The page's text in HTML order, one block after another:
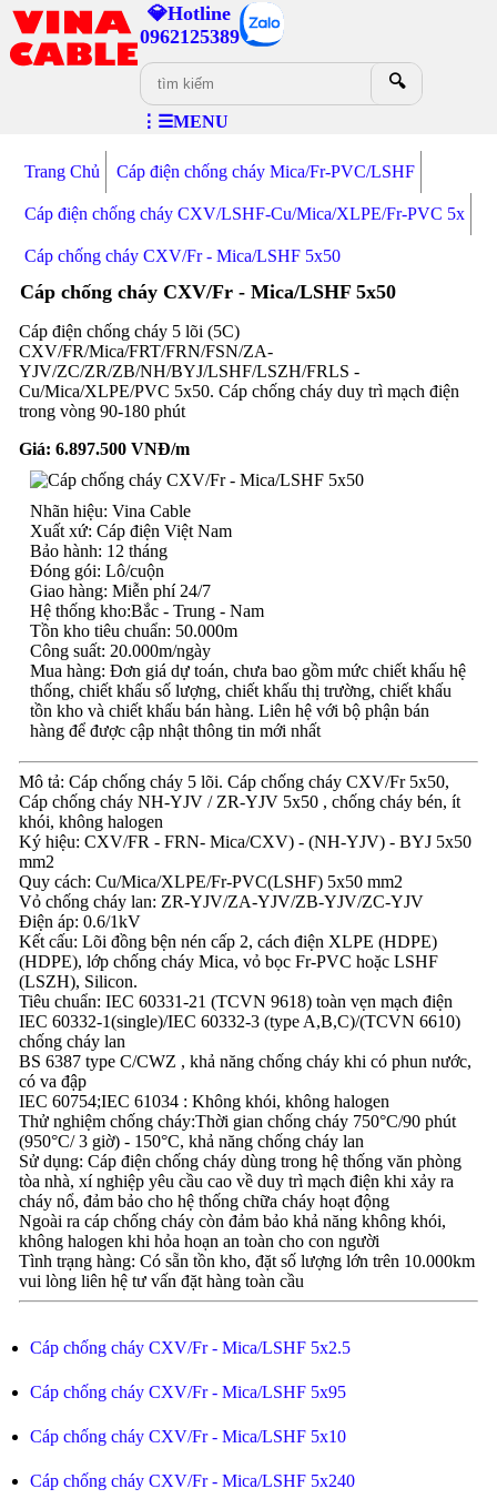
💎Hotline
0962125389
🔍
⋮☰MENU
Trang Chủ Cáp điện chống cháy Mica/Fr-PVC/LSHF
Cáp điện chống cháy CXV/LSHF-Cu/Mica/XLPE/Fr-PVC 5x
Cáp chống cháy CXV/Fr - Mica/LSHF 5x50
Cáp chống cháy CXV/Fr - Mica/LSHF 5x50
Cáp điện chống cháy 5 lõi (5C)
CXV/FR/Mica/FRT/FRN/FSN/ZA-
YJV/ZC/ZR/ZB/NH/BYJ/LSHF/LSZH/FRLS -
Cu/Mica/XLPE/PVC 5x50. Cáp chống cháy duy trì mạch điện
trong vòng 90-180 phút
Giá: 6.897.500VNĐ/m
Nhãn hiệu: Vina Cable
Xuất xứ: Cáp điện Việt Nam
Bảo hành: 12 tháng
Đóng gói: Lô/cuộn
Giao hàng: Miễn phí 24/7
Hệ thống kho:Bắc - Trung - Nam
Tồn kho tiêu chuẩn: 50.000m
Công suất: 20.000m/ngày
Mua hàng: Đơn giá dự toán, chưa bao gồm mức chiết khấu hệ
thống, chiết khấu số lượng, chiết khấu thị trường, chiết khấu
tồn kho và chiết khấu bán hàng. Liên hệ với bộ phận bán
hàng để được cập nhật thông tin mới nhất
Mô tả: Cáp chống cháy 5 lõi. Cáp chống cháy CXV/Fr 5x50,
Cáp chống cháy NH-YJV / ZR-YJV 5x50 , chống cháy bén, ít
khói, không halogen
Ký hiệu: CXV/FR - FRN- Mica/CXV) - (NH-YJV) - BYJ 5x50
mm2
Quy cách: Cu/Mica/XLPE/Fr-PVC(LSHF) 5x50 mm2
Vỏ chống cháy lan: ZR-YJV/ZA-YJV/ZB-YJV/ZC-YJV
Điện áp: 0.6/1kV
Kết cấu: Lõi đồng bện nén cấp 2, cách điện XLPE (HDPE)
(HDPE), lớp chống cháy Mica, vỏ bọc Fr-PVC hoặc LSHF
(LSZH), Silicon.
Tiêu chuẩn: IEC 60331-21 (TCVN 9618) toàn vẹn mạch điện
IEC 60332-1(single)/IEC 60332-3 (type A,B,C)/(TCVN 6610)
chống cháy lan
BS 6387 type C/CWZ , khả năng chống cháy khi có phun nước,
có va đập
IEC 60754;IEC 61034 : Không khói, không halogen
Thử nghiệm chống cháy:Thời gian chống cháy 750°C/90 phút
(950°C/ 3 giờ) - 150°C, khả năng chống cháy lan
Sử dụng: Cáp điện chống cháy dùng trong hệ thống văn phòng
tòa nhà, xí nghiệp yêu cầu cao về duy trì mạch điện khi xảy ra
cháy nổ, đảm bảo cho hệ thống chữa cháy hoạt động
Ngoài ra cáp chống cháy còn đảm bảo khả năng không khói,
không halogen khi hỏa hoạn an toàn cho con người
Tình trạng hàng: Có sẵn tồn kho, đặt số lượng lớn trên 10.000km
vui lòng liên hệ tư vấn đặt hàng toàn cầu
Cáp chống cháy CXV/Fr - Mica/LSHF 5x2.5
Cáp chống cháy CXV/Fr - Mica/LSHF 5x95
Cáp chống cháy CXV/Fr - Mica/LSHF 5x10
Cáp chống cháy CXV/Fr - Mica/LSHF 5x240